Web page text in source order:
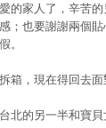
的家人了，辛苦
；也要謝謝兩個
。
箱，現在得回去面
北的另一半和寶